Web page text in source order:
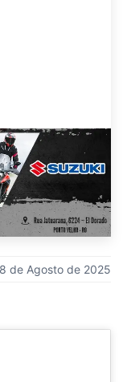
de Agosto de 2025